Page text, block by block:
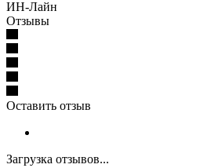
ИН-Лайн
Отзывы
Оставить отзыв
Загрузка отзывов...